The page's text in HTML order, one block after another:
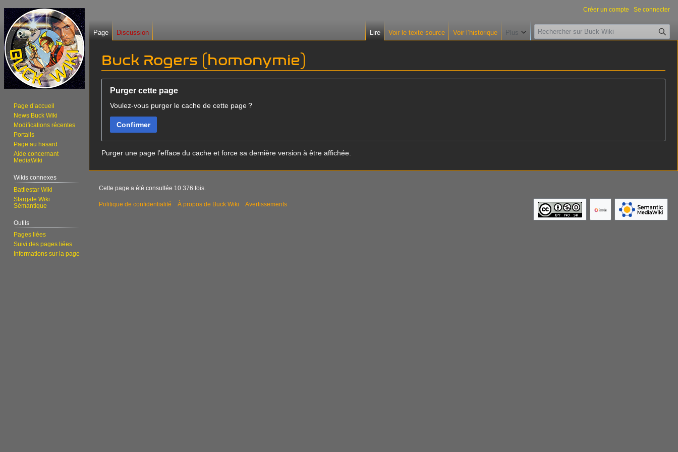
Buck Rogers (homonymie)
navigation
recherche
Purger cette page
Voulez-vous purger le cache de cette page ?
Confirmer
Purger une page l’efface du cache et force sa dernière version à être affichée.
Créer un compte Se connecter
Page Discussion Lire Voir le texte source Voir l’historique Plus
R
e
e
Page d’accueil
News Buck Wiki
Modifications récentes
Portails
Page au hasard
Aide concernant
MediaWiki
Wikis connexes
Battlestar Wiki
Stargate Wiki
Sémantique
Outils
Pages liées
Suivi des pages liées
Informations sur la page
Cette page a été consultée 10 376 fois.
Politique de confidentialité À propos de Buck Wiki Avertissements